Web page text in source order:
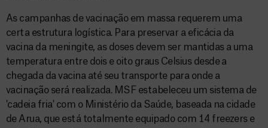
As campanhas de vacinação em massa requerem uma
certa estrutura logística. Para preservar a eficácia da
vacina da meningite, as doses devem ser mantidas a uma
temperatura entre dois e oito graus Celsius desde a
chegada da vacina até seu transporte para onde a
vacinação será realizada. MSF estabeleceu um sistema de
'cadeia fria' com o Ministério da Saúde, baseada na cidade
de Arua, que está totalmente equipado com 14 freezers e